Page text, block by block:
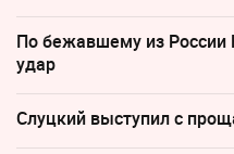
По бежавшему из
удар
Слуцкий выступил с